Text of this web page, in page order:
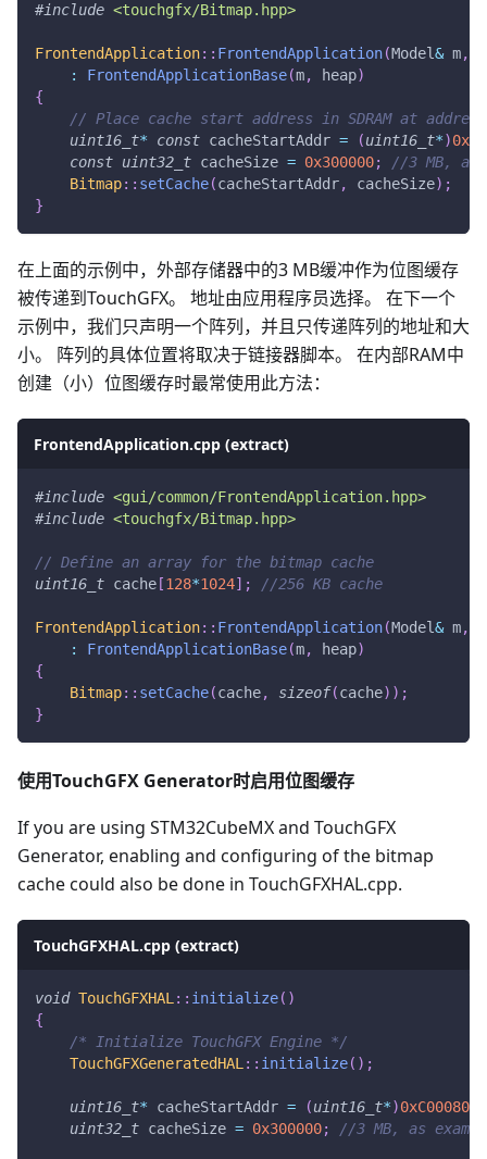
#include <touchgfx/Bitmap.hpp>
FrontendApplication:: FrontendApplication(Model& m,
:
FrontendApplicationBase(m, heap)
{
// Place cache start address in SDRAM at address
uint16_t* const cacheStartAddr = (uint16_t*)
const uint32_t cacheSize = 0x300000;
//3 MB, as
Bitmap:: setCache(cacheStartAddr, cacheSize) ;
}
在上面的示例中，外部存储器中的3 MB缓冲作为位图缓存
被传递到TouchGFX。 地址由应用程序员选择。 在下一个
示例中，我们只声明一个阵列，并且只传递阵列的地址和大
小。 阵列的具体位置将取决于链接器脚本。 在内部RAM中
创建（小）位图缓存时最常使用此方法：
FrontendApplication.cpp (extract)
#include <gui/common/FrontendApplication.hpp>
#include <touchgfx/Bitmap.hpp>
// Define an array for the bitmap cache
uint16_t cache [128*1024] ; //256 KB cache
FrontendApplication:: FrontendApplication(Model& m,
:
FrontendApplicationBase(m, heap)
{
Bitmap:: setCache(cache, sizeof(cache) ) ;
}
使用TouchGFX Generator时启用位图缓存
If you are using STM32CubeMX and TouchGFX
Generator, enabling and configuring of the bitmap
cache could also be done in TouchGFXHAL.cpp.
TouchGFXHAL.cpp (extract)
void TouchGFXHAL:: initialize( )
{
/* Initialize TouchGFX Engine */
TouchGFXGeneratedHAL:: initialize( ) ;
uint16_t* cacheStartAddr = (uint16_t*)0xC0008000
uint32_t cacheSize = 0x300000; //3 MB, as